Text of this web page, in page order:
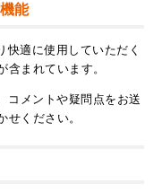
能
快適に使用していただく
まれています。
コメントや疑問点をお送
せください。